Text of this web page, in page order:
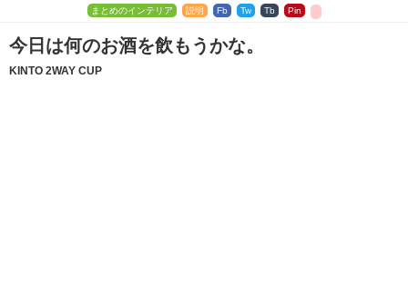
まとめのインテリア 説明 Fb Tw Tb Pin
今日は何のお酒を飲もうかな。
KINTO 2WAY CUP